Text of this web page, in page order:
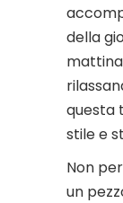
della
questa
stile e
Non
un